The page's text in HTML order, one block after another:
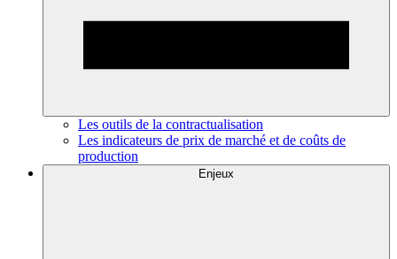
Les outils de la contractualisation
Les indicateurs de prix de marché et de coûts de
production
Enjeux